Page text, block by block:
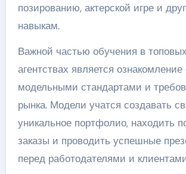
позированию, актерской игре и
навыкам.
Важной частью обучения в
агентствах является ознакомление
модельными стандартами и
рынка. Модели учатся создавать
уникальное портфолио, находить
заказы и проводить успешные
перед работодателями и